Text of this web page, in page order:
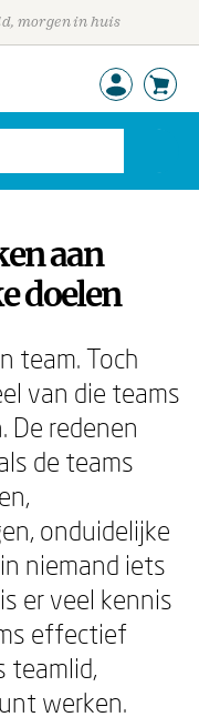
morgen in huis
aan
doelen
team. Toch
van die teams
De redenen
de teams
onduidelijke
niemand iets
er veel kennis
effectief
teamlid,
werken.